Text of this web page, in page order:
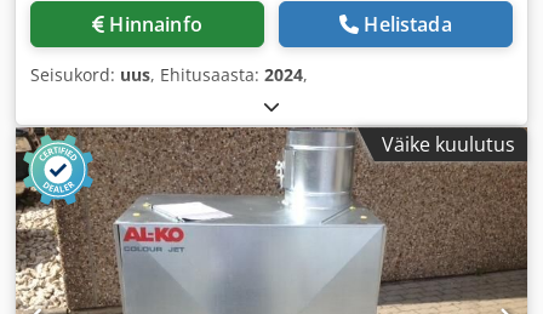
Hinnainfo Helistada
Seisukord: uus, Ehitusaasta: 2024,
Väike kuulutus